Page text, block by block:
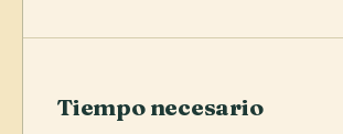
Tiempo necesario